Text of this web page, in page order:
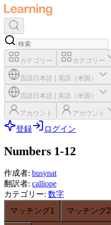
カテゴリー カテゴリー
言語 日本語 英語（米国）
言語 日本語 英語（米国）
アカウント アカウント
登録 ログイン
Numbers 1-12
作成者: busynat
翻訳者: calliope
カテゴリー: 数字
マッチング1
マッチング2